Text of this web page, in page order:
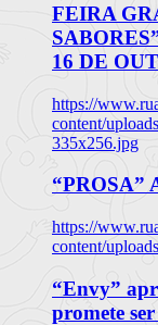
FEIRA
16 DE
https://
content/
335x256.jpg
“PROSA”
https://
content/
“Envy”
promete